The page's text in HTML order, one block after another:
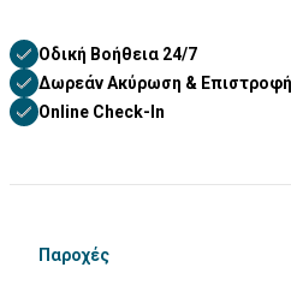
Οδική Βοήθεια 24/7
Δωρεάν Ακύρωση & Επιστροφή
Online Check-In
Παροχές